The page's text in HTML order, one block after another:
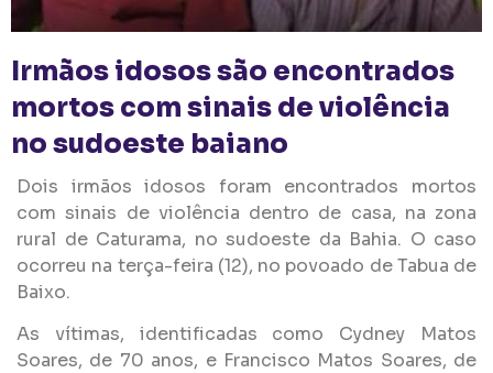
Irmãos idosos são encontrados
mortos com sinais de violência
no sudoeste baiano
Dois irmãos idosos foram encontrados mortos
com sinais de violência dentro de casa, na zona
rural de Caturama, no sudoeste da Bahia. O caso
ocorreu na terça-feira (12), no povoado de Tabua de
Baixo.
As vítimas, identificadas como Cydney Matos
Soares, de 70 anos, e Francisco Matos Soares, de